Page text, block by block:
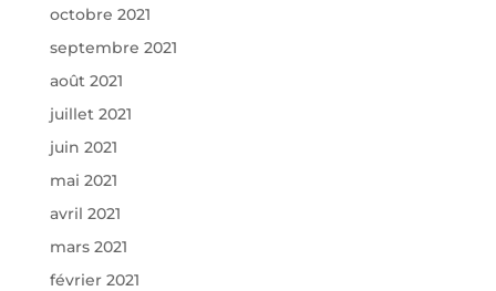
octobre 2021
septembre 2021
août 2021
juillet 2021
juin 2021
mai 2021
avril 2021
mars 2021
février 2021